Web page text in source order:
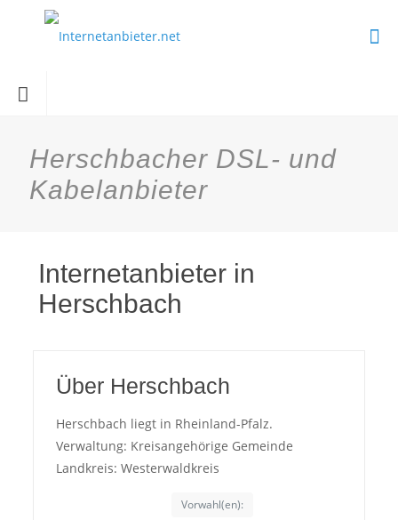
Herschbacher DSL- und
Kabelanbieter
Internetanbieter in
Herschbach
Über Herschbach
Herschbach liegt in Rheinland-Pfalz.
Verwaltung: Kreisangehörige Gemeinde
Landkreis: Westerwaldkreis
Vorwahl(en):